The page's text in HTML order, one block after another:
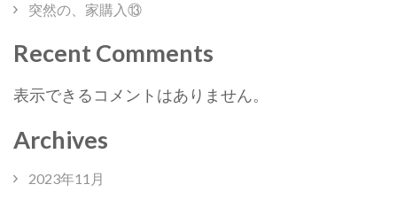
突然の、家購入⑬
Recent Comments
表示できるコメントはありません。
Archives
2023年11月